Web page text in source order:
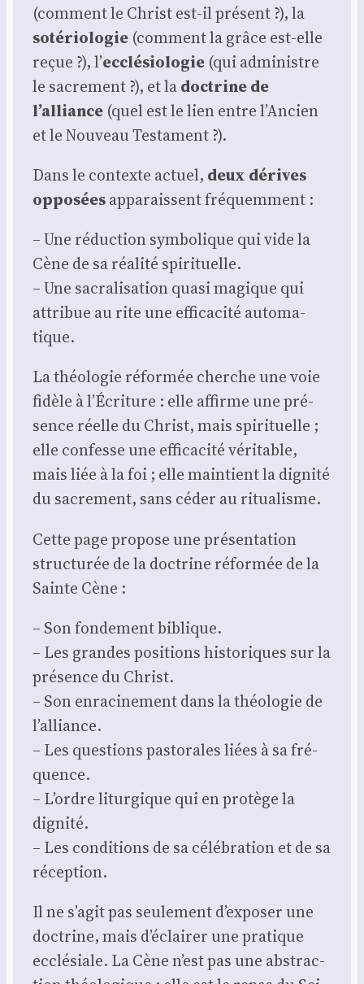
(com­ment le Christ est-il pré­sent ?), la
soté­rio­lo­gie (com­ment la grâce est-elle
reçue ?), l’ecclé­sio­lo­gie (qui admi­nistre
le sacre­ment ?), et ladoc­trine de
l’alliance (quel est le lien entre l’Ancien
et le Nou­veau Tes­ta­ment ?).
Dans le contexte actuel, deux dérives
oppo­séesappa­raissent fré­quem­ment :
– Une réduc­tion sym­bo­lique qui vide la
Cène de sa réa­li­té spi­ri­tuelle.
– Une sacra­li­sa­tion qua­si magique qui
attri­bue au rite une effi­ca­ci­té auto­ma­
tique.
La théo­lo­gie réfor­mée cherche une voie
fidèle à l’Écriture : elle affirme une pré­
sence réelle du Christ, mais spi­ri­tuelle ;
elle confesse une effi­ca­ci­té véri­table,
mais liée à la foi ; elle main­tient la digni­té
du sacre­ment, sans céder au ritua­lisme.
Cette page pro­pose une pré­sen­ta­tion
struc­tu­rée de la doc­trine réfor­mée de la
Sainte Cène :
– Son fon­de­ment biblique.
– Les grandes posi­tions his­to­riques sur la
pré­sence du Christ.
– Son enra­ci­ne­ment dans la théo­lo­gie de
l’alliance.
– Les ques­tions pas­to­rales liées à sa fré­
quence.
– L’ordre litur­gique qui en pro­tège la
digni­té.
– Les condi­tions de sa célé­bra­tion et de sa
récep­tion.
Il ne s’agit pas seule­ment d’exposer une
doc­trine, mais d’éclairer une pra­tique
ecclé­siale. La Cène n’est pas une abs­trac­